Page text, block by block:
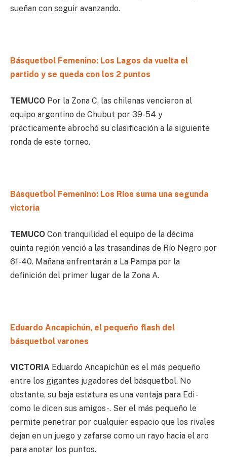
sueñan con seguir avanzando.
Básquetbol Femenino: Los Lagos da vuelta el
partido y se queda con los 2 puntos
TEMUCO Por la Zona C, las chilenas vencieron al
equipo argentino de Chubut por 39-54 y
prácticamente abrochó su clasificación a la siguiente
ronda de este torneo.
Básquetbol Femenino: Los Ríos suma una segunda
victoria
TEMUCO Con tranquilidad el equipo de la décima
quinta región venció a las trasandinas de Río Negro por
61-40. Mañana enfrentarán a La Pampa por la
definición del primer lugar de la Zona A.
Eduardo Ancapichún, el pequeño flash del
básquetbol varones
VICTORIA Eduardo Ancapichún es el más pequeño
entre los gigantes jugadores del básquetbol. No
obstante, su baja estatura es una ventaja para Edi -
como le dicen sus amigos-. Ser el más pequeño le
permite penetrar por cualquier espacio que los rivales
dejan en un juego y zafarse como un rayo hacia el aro
para anotar los puntos.